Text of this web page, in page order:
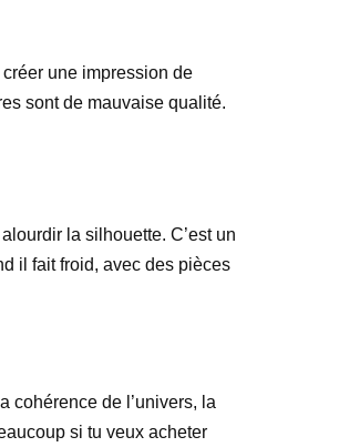
une impression de
sont de mauvaise qualité.
la silhouette. C’est un
il fait froid, avec des pièces
cohérence de l’univers, la
si tu veux acheter